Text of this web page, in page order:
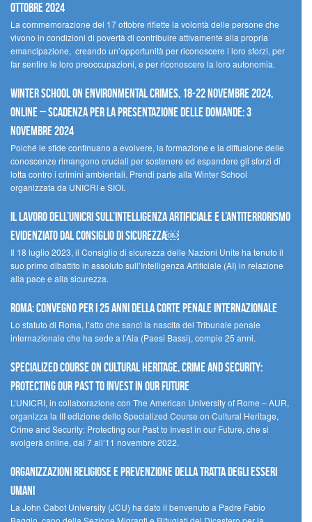
ottobre 2024
La commemorazione del 17 ottobre riflette la volontà delle persone che
vivono in condizioni di povertà di contribuire attivamente alla propria
emancipazione, creando un’opportunità per riconoscere i loro sforzi, per
far sentire le loro preoccupazioni, e per riconoscere la loro autonomia.
Winter School on Environmental Crimes, 18-22 novembre 2024,
Online – Scadenza per la presentazione delle domande: 3
novembre 2024
Poiché le sfide continuano a evolvere, la formazione e la diffusione delle
conoscenze rimangono cruciali per sostenere ed espandere gli sforzi di
lotta contro i crimini ambientali. Prendi parte alla Winter School
organizzata da UNICRI e SIOI.
Il lavoro dell’UNICRI sull’intelligenza artificiale e l’antiterrorismo
evidenziato dal Consiglio di Sicurezza￼
Il 18 luglio 2023, il Consiglio di sicurezza delle Nazioni Unite ha tenuto il
suo primo dibattito in assoluto sull’Intelligenza Artificiale (AI) in relazione
alla pace e alla sicurezza.
Roma: convegno per i 25 anni della Corte penale internazionale
Lo statuto di Roma, l’atto che sancì la nascita del Tribunale penale
internazionale che ha sede a l’Aia (Paesi Bassi), compie 25 anni.
Specialized Course on Cultural Heritage, Crime and Security:
Protecting our Past to Invest in our Future
L’UNICRI, in collaborazione con The American University of Rome – AUR,
organizza la III edizione dello Specialized Course on Cultural Heritage,
Crime and Security: Protecting our Past to Invest in our Future, che si
svolgerà online, dal 7 all’11 novembre 2022.
Organizzazioni religiose e prevenzione della tratta degli esseri
umani
La John Cabot University (JCU) ha dato il benvenuto a Padre Fabio